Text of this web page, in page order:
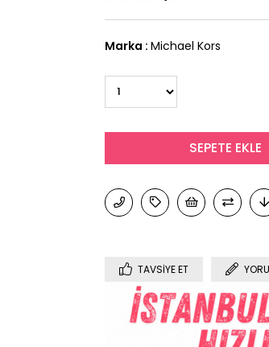
Marka : Michael Kors
TAVSIYE ET